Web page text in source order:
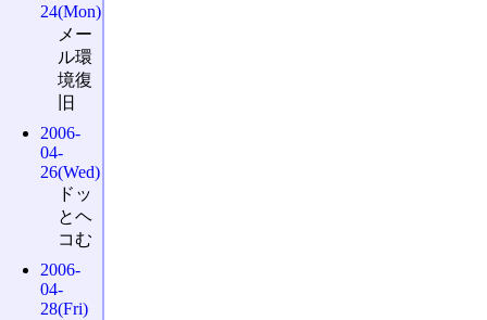
24(Mon)
メー
ル環
境復
旧
2006-
04-
26(Wed)
ドッ
とヘ
コむ
2006-
04-
28(Fri)